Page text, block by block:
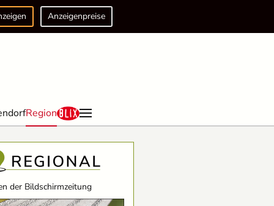
Anzeigenpreise
Region
der Bildschirmzeitung